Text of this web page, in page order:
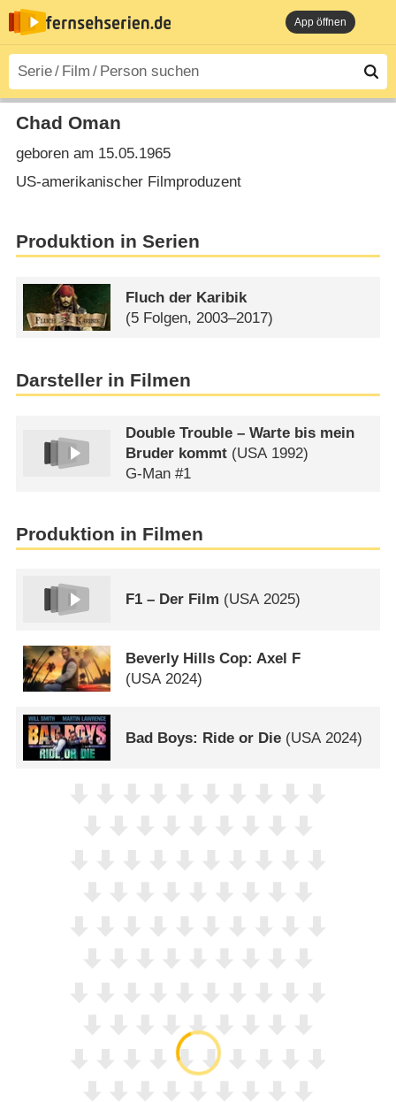
App öffnen
Chad Oman
geboren am 15.05.1965
US-amerikanischer Filmproduzent
Produktion in Serien
Fluch der Karibik
(5 Folgen, 2003–2017)
Darsteller in Filmen
Double Trouble – Warte bis mein
Bruder kommt (USA1992)
G-Man #1
Produktion in Filmen
F1 – Der Film (USA2025)
Beverly Hills Cop: Axel F
(USA2024)
Bad Boys: Ride or Die (USA 2024)